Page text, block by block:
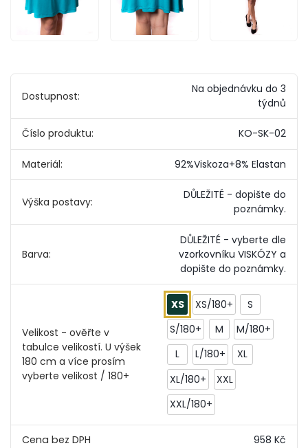
Dostupnost:
Na objednávku do 3
týdnů
Číslo produktu: KO-SK-02
Materiál: 92%Viskoza+8% Elastan
Výška postavy:
DŮLEŽITÉ - dopište do
poznámky.
Barva:
DŮLEŽITÉ - vyberte dle
vzorkovníku VISKÓZY a
dopište do poznámky.
Velikost - ověřte v
tabulce velikostí. U výšek
180 cm a více prosím
vyberte velikost / 180+
XS XS/180+
S
S/180+
M
M/180+
L
L/180+
XL
XL/180+
XXL
XXL/180+
958 Kč